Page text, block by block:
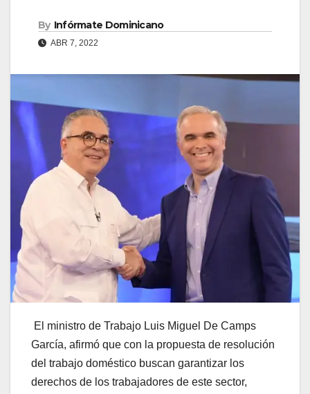
By Infórmate Dominicano
ABR 7, 2022
El ministro de Trabajo Luis Miguel De Camps
García, afirmó que con la propuesta de resolución
del trabajo doméstico buscan garantizar los
derechos de los trabajadores de este sector,